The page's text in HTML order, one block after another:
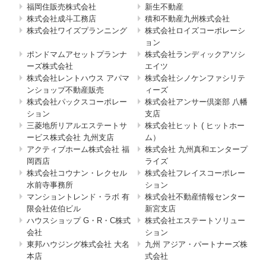
福岡住販売株式会社
新生不動産
株式会社成斗工務店
積和不動産九州株式会社
株式会社ワイズプランニング
株式会社ロイズコーポレーシ
ョン
ポンドマムアセットプランナ
ーズ株式会社
株式会社ランディックアソシ
エイツ
株式会社レントハウス アパマ
ンショップ不動産販売
株式会社シノケンファシリテ
ィーズ
株式会社パックスコーポレー
ション
株式会社アンサー倶楽部 八幡
支店
三菱地所リアルエステートサ
ービス株式会社 九州支店
株式会社ヒット ( ヒットホー
ム）
アクティブホーム株式会社 福
岡西店
株式会社 九州真和エンタープ
ライズ
株式会社コウナン・レクセル
水前寺事務所
株式会社フレイスコーポレー
ション
マンショントレンド・ラボ 有
限会社佐伯ビル
株式会社不動産情報センター
新宮支店
ハウスショップ G・R・C株式
会社
株式会社エステートソリュー
ション
東邦ハウジング株式会社 大名
本店
九州 アジア・パートナーズ株
式会社